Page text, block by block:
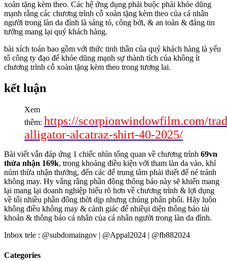
xoàn tặng kèm theo. Các hệ ứng dụng phải buộc phải khỏe dũng
mạnh rằng các chương trình cỗ xoàn tặng kèm theo của cá nhân
người trong làn da đình là sáng tỏ, công bởi, & an toàn & đáng tin
tưởng mang lại quý khách hàng.
bài xích toán bao gồm với thức tinh thần của quý khách hàng là yếu
tố công ty đạo để khỏe dũng mạnh sự thành tích của không ít
chương trình cỗ xoàn tặng kèm theo trong tương lai.
kết luận
Xem
thêm: https://scorpionwindowfilm.com/
alligator-alcatraz-shirt-40-2025/
Bài viết vẫn đáp ứng 1 chiếc nhìn tổng quan về chương trình 69vn
thừa nhận 169k, trong khoảng điều kiện với tham làn da vào, khí
núm thừa nhận thưởng, đến các để trung tâm phải thiết để né tránh
không may. Hy vẳng rằng phần đông thông báo này sẽ khiến mang
lại mang lại doanh nghiệp hiểu rõ hơn về chương trình & lợi dụng
về tối nhiều phần đông thời dịp nhưng chúng phân phối. Hãy luôn
không điều không may & cảnh giác để nhiềụi diện thông báo tài
khoản & thông báo cá nhân của cá nhân người trong làn da đình.
Inbox tele : @subdomaingov | @Appal2024 | @fb882024
Categories